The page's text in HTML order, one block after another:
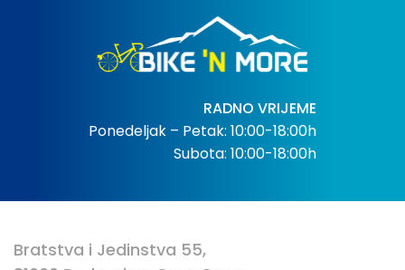
RADNO VRIJEME
Ponedeljak – Petak: 10:00-18:00h
Subota: 10:00-18:00h
Bratstva i Jedinstva 55,